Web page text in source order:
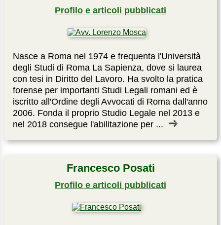
Profilo e articoli pubblicati
Nasce a Roma nel 1974 e frequenta l'Università
degli Studi di Roma La Sapienza, dove si laurea
con tesi in Diritto del Lavoro. Ha svolto la pratica
forense per importanti Studi Legali romani ed è
iscritto all'Ordine degli Avvocati di Roma dall'anno
2006. Fonda il proprio Studio Legale nel 2013 e
nel 2018 consegue l'abilitazione per ...
Francesco Posati
Profilo e articoli pubblicati